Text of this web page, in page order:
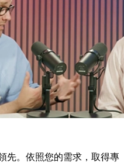
先。依照您的需求，取得專